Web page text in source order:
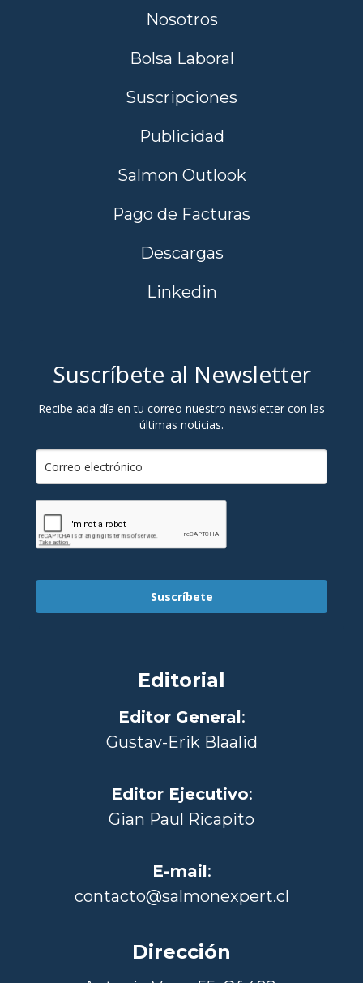
Nosotros
Bolsa Laboral
Suscripciones
Publicidad
Salmon Outlook
Pago de Facturas
Descargas
Linkedin
Suscríbete al Newsletter
Recibe ada día en tu correo nuestro newsletter con las
últimas noticias.
Suscríbete
Editorial
Editor General:
Gustav-Erik Blaalid
Editor Ejecutivo:
Gian Paul Ricapito
E-mail:
contacto@salmonexpert.cl
Dirección